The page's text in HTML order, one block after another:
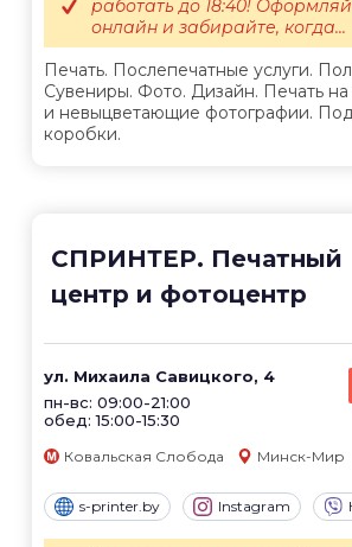
Печать. Послепечатные услуги.
Сувениры. Фото. Дизайн. Печать на
и невыцветающие фотографии.
коробки.
работать до 18:40!
онлайн и забирайте, когда...
СПРИНТЕР. Печатный
центр и фотоцентр
ул. Михаила Савицкого, 4
пн-вс: 09:00-21:00
обед: 15:00-15:30
Ковальская Слобода Минск-Мир
s-printer.by Instagram